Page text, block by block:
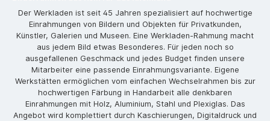
Der Werkladen ist seit 45 Jahren spezialisiert auf hochwertige
Einrahmungen von Bildern und Objekten für Privatkunden,
Künstler, Galerien und Museen. Eine Werkladen-Rahmung macht
aus jedem Bild etwas Besonderes. Für jeden noch so
ausgefallenen Geschmack und jedes Budget finden unsere
Mitarbeiter eine passende Einrahmungsvariante. Eigene
Werkstätten ermöglichen vom einfachen Wechselrahmen bis zur
hochwertigen Färbung in Handarbeit alle denkbaren
Einrahmungen mit Holz, Aluminium, Stahl und Plexiglas. Das
Angebot wird komplettiert durch Kaschierungen, Digitaldruck und